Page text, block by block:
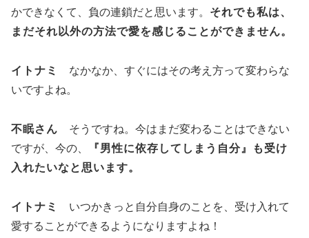
かできなくて、負の連鎖だと思います。 それでも私は、
まだそれ以外の方法で愛を感じることができません。
イトナミ
なかなか、すぐにはその考え方って変わらな
いですよね。
不眠さん そうですね。今はまだ変わることはできない
ですが、今の、
『男性に依存してしまう自分』も受け
入れたいなと思います。
イトナミ
いつかきっと自分自身のことを、受け入れて
愛することができるようになりますよね！